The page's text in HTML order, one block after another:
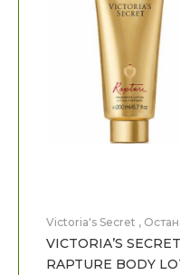
Victoria's Secret ,
VICTORIA’S
RAPTURE BODY